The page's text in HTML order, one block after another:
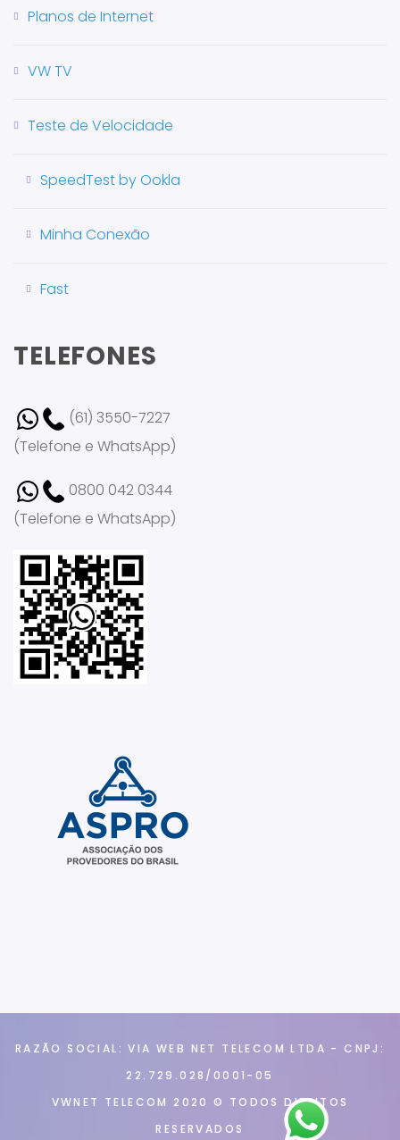
Planos de Internet
VW TV
Teste de Velocidade
SpeedTest by Ookla
Minha Conexão
Fast
TELEFONES
(61) 3550-7227
(Telefone e WhatsApp)
0800 042 0344
(Telefone e WhatsApp)
RAZÃO SOCIAL: VIA WEB NET TELECOM LTDA - CNPJ:
22.729.028/0001-05
VWNET TELECOM 2020 © TODOS DIREITOS
RESERVADOS